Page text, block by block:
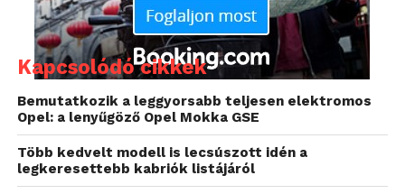
Kapcsolódó cikkek
Bemutatkozik a leggyorsabb teljesen elektromos
Opel: a lenyűgöző Opel Mokka GSE
Több kedvelt modell is lecsúszott idén a
legkeresettebb kabriók listájáról